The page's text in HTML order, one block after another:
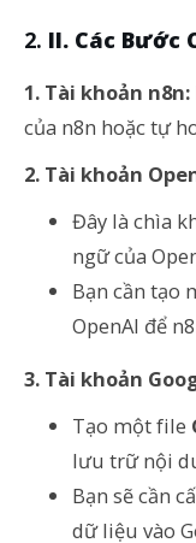
II. Các Bước
1. Tài khoản n8n:
của n8n hoặc tự
2. Tài khoản
Đây là chìa
ngữ của
Bạn cần tạo
OpenAI để
3. Tài khoản
Tạo một file
lưu trữ nội
Bạn sẽ cần
dữ liệu vào